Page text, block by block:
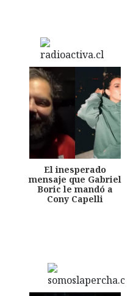
El inesperado
mensaje que Gabriel
Boric le mandó a
Cony Capelli